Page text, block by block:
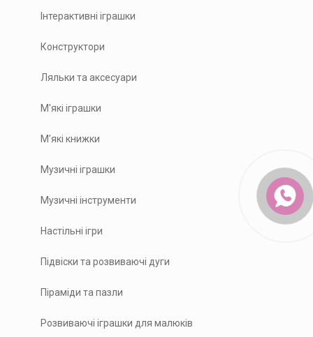
Інтерактивні іграшки
Конструктори
Ляльки та аксесуари
М'які іграшки
М'які книжки
Музичні іграшки
Музичні інструменти
Настільні ігри
Підвіски та розвиваючі дуги
Піраміди та пазли
Розвиваючі іграшки для малюків